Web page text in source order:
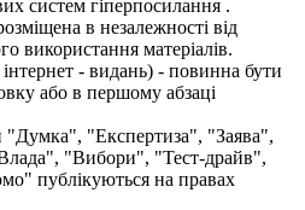
систем гіперпосилання .
в незалежності від
використання матеріалів.
- видань) - повинна бути
або в першому абзаці
"Думка", "Експертиза", "Заява",
"Вибори", "Тест-драйв",
публікуються на правах